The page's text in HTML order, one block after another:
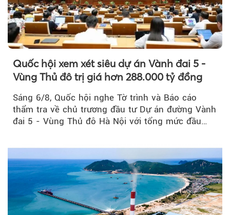
Quốc hội xem xét siêu dự án Vành đai 5 -
Vùng Thủ đô trị giá hơn 288.000 tỷ đồng
Sáng 6/8, Quốc hội nghe Tờ trình và Báo cáo
thẩm tra về chủ trương đầu tư Dự án đường Vành
đai 5 - Vùng Thủ đô Hà Nội với tổng mức đầu